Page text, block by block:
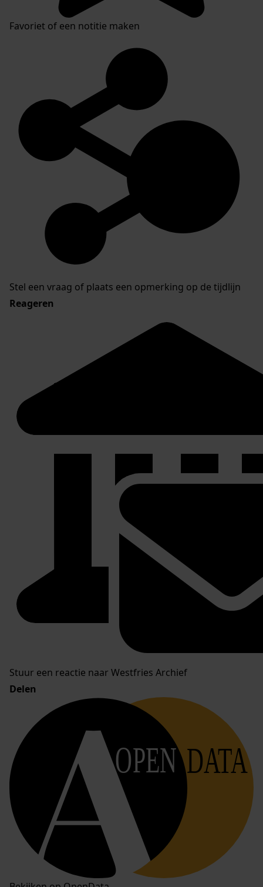
Favoriet of een notitie maken
Stel een vraag of plaats een opmerking op de tijdlijn
Reageren
Stuur een reactie naar Westfries Archief
Delen
OPEN DATA